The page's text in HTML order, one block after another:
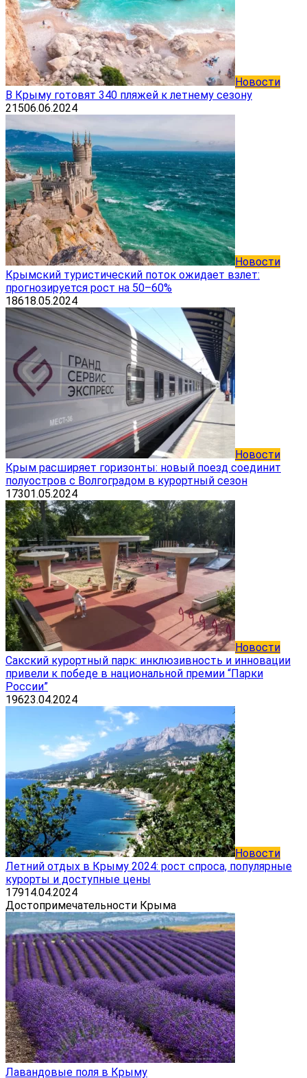
Новости
В Крыму готовят 340 пляжей к летнему сезону
21506.06.2024
Новости
Крымский туристический поток ожидает взлет:
прогнозируется рост на 50–60%
18618.05.2024
Новости
Крым расширяет горизонты: новый поезд соединит
полуостров с Волгоградом в курортный сезон
17301.05.2024
Новости
Сакский курортный парк: инклюзивность и инновации
привели к победе в национальной премии “Парки
России”
19623.04.2024
Новости
Летний отдых в Крыму 2024: рост спроса, популярные
курорты и доступные цены
17914.04.2024
Достопримечательности Крыма
Лавандовые поля в Крыму